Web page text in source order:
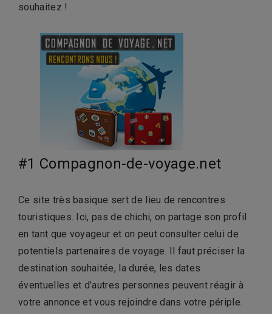
souhaitez !
#1 Compagnon-de-voyage.net
Ce site très basique sert de lieu de rencontres
touristiques. Ici, pas de chichi, on partage son profil
en tant que voyageur et on peut consulter celui de
potentiels partenaires de voyage. Il faut préciser la
destination souhaitée, la durée, les dates
éventuelles et d’autres personnes peuvent réagir à
votre annonce et vous rejoindre dans votre périple.